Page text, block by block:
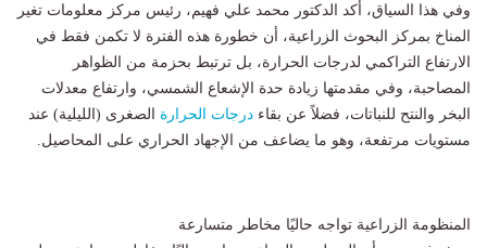
وفي هذا السياق، أكد الدكتور محمد علي فهيم، رئيس مركز معلومات تغير
المناخ بمركز البحوث الزراعية، أن خطورة هذه الفترة لا تكمن فقط في
الارتفاع التراكمي لدرجات الحرارة، بل ترتبط بحزمة من الظواهر
المصاحبة، وفي مقدمتها زيادة حدة الإشعاع الشمسي، وارتفاع معدلات
البخر والنتح للنباتات، فضلاً عن بقاء درجات الحرارة الصغرى (الليلية) عند
مستويات مرتفعة، وهو ما يضاعف من الإجهاد الحراري على المحاصيل.
المنظومة الزراعية تواجه حاليًا مخاطر متسارعة